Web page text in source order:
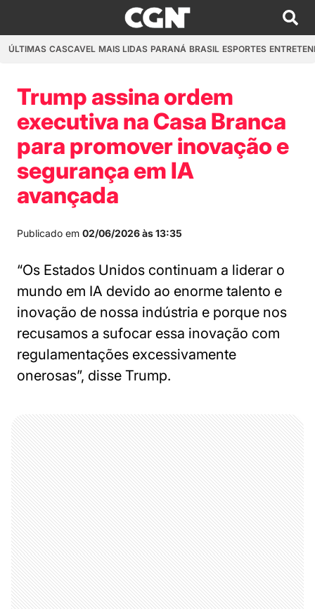
ÚLTIMAS CASCAVEL MAIS LIDAS PARANÁ BRASIL ESPORTES
Trump assina ordem
executiva na Casa Branca
para promover inovação e
segurança em IA
avançada
Publicado em 02/06/2026 às 13:35
“Os Estados Unidos continuam a liderar o
mundo em IA devido ao enorme talento e
inovação de nossa indústria e porque nos
recusamos a sufocar essa inovação com
regulamentações excessivamente
onerosas”, disse Trump.